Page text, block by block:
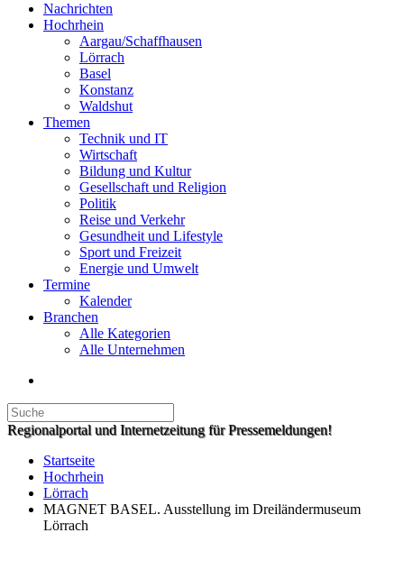
Nachrichten
Hochrhein
Aargau/Schaffhausen
Lörrach
Basel
Konstanz
Waldshut
Themen
Technik und IT
Wirtschaft
Bildung und Kultur
Gesellschaft und Religion
Politik
Reise und Verkehr
Gesundheit und Lifestyle
Sport und Freizeit
Energie und Umwelt
Termine
Kalender
Branchen
Alle Kategorien
Alle Unternehmen
Regionalportal und Internetzeitung für Pressemeldungen!
Startseite
Hochrhein
Lörrach
MAGNET BASEL. Ausstellung im Dreiländermuseum
Lörrach